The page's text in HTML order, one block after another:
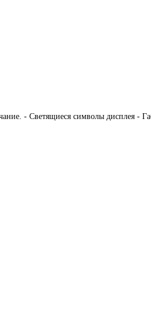
- Светящиеся символы дисплея -